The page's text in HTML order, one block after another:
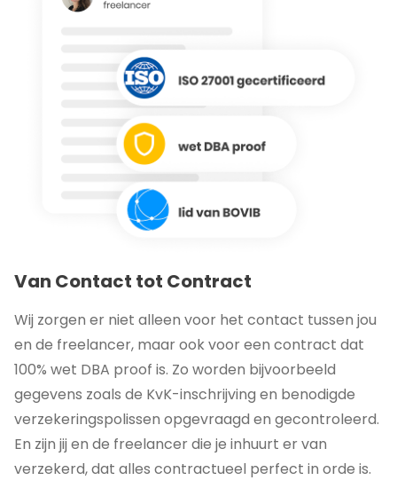
Van Contact tot Contract
Wij zorgen er niet alleen voor het contact tussen jou
en de freelancer, maar ook voor een contract dat
100% wet DBA proof is. Zo worden bijvoorbeeld
gegevens zoals de KvK-inschrijving en benodigde
verzekeringspolissen opgevraagd en gecontroleerd.
En zijn jij en de freelancer die je inhuurt er van
verzekerd, dat alles contractueel perfect in orde is.